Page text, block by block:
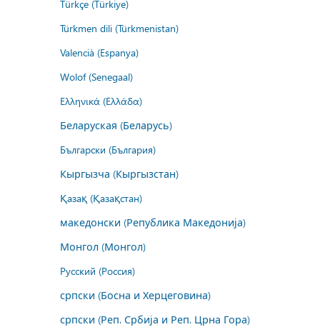
Türkçe (Türkiye)
Türkmen dili (Türkmenistan)
Valencià (Espanya)
Wolof (Senegaal)
Ελληνικά (Ελλάδα)
Беларуская (Беларусь)
Български (България)
Кыргызча (Кыргызстан)
Қазақ (Қазақстан)
македонски (Република Македонија)
Монгол (Монгол)
Русский (Россия)
српски (Босна и Херцеговина)
српски (Реп. Србија и Реп. Црна Гора)